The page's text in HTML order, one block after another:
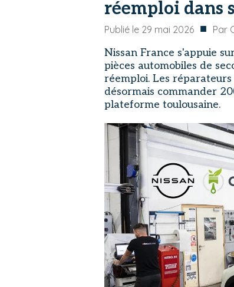
réemploi dans
Publié le 29 mai 2026 ■ Par
Nissan France s'appuie
pièces automobiles de
réemploi. Les
désormais commander
plateforme toulousaine.